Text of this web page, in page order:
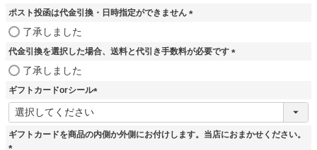
ポスト投函は代金引換・日時指定ができません
須
了承しました
代金引換を選択した場合、送料と代引き手数料が必要です
)
了承しました
ギフトカードorシール
(
須
ギフトカードを商品の内側か外側にお付けします。当店におまかせください。